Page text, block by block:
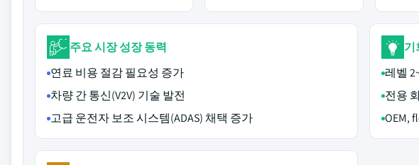
주요 시장 성장 동력
연료 비용 절감 필요성 증가
차량 간 통신(V2V) 기술 발전
고급 운전자 보조 시스템(ADAS) 채택 증가
기
레벨
전용
OEM,